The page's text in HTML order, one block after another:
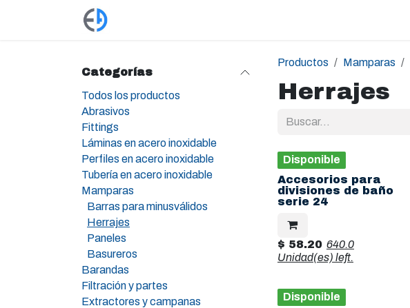
Categorías
Todos los productos
Abrasivos
Fittings
Láminas en acero inoxidable
Perfiles en acero inoxidable
Tubería en acero inoxidable
Mamparas
Barras para minusválidos
Herrajes
Paneles
Basureros
Barandas
Filtración y partes
Extractores y campanas
Productos Mamparas
Herrajes
Disponible
Accesorios para
divisiones de baño
serie 24
$ 58.20 640.0
Unidad(es) left.
Disponible